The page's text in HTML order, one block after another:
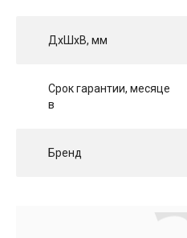
ДхШхВ, мм
Срок гарантии, месяце
в
Бренд